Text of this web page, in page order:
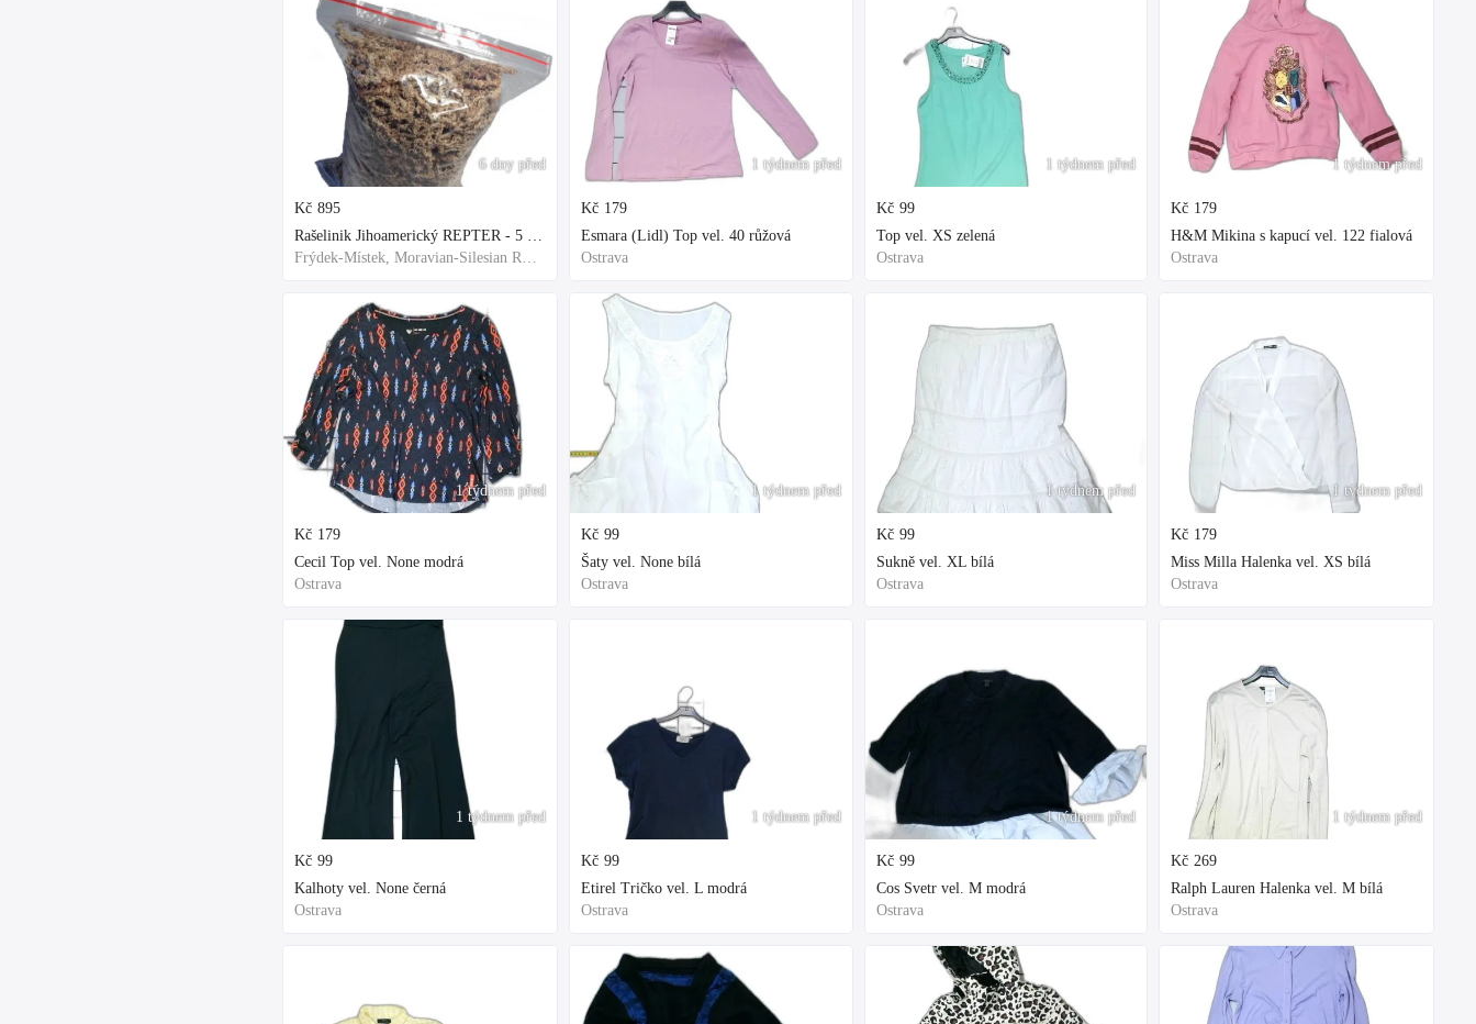
6 dny před
Kč 895
Rašelinik Jihoamerický REPTER - 5 balení - 500g -
Frýdek-Místek, Moravian-Silesian Region,Others
1 týdnem před
Kč 179
Cecil Top vel. None modrá
Ostrava
1 týdnem před
Kč 99
Kalhoty vel. None černá
Ostrava
1 týdnem před
Kč 179
Esmara (Lidl) Top vel. 40 růžová
Ostrava
1 týdnem před
Kč 99
Šaty vel. None bílá
Ostrava
1 týdnem před
Kč 99
Etirel Tričko vel. L modrá
Ostrava
1 týdnem před
Kč 99
Top vel. XS zelená
Ostrava
1 týdnem před
Kč 99
Sukně vel. XL bílá
Ostrava
1 týdnem před
Kč 99
Cos Svetr vel. M modrá
Ostrava
1 týdnem před
Kč 179
H&M Mikina s kapucí vel. 122 fialová
Ostrava
1 týdnem před
Kč 179
Miss Milla Halenka vel. XS bílá
Ostrava
1 týdnem před
Kč 269
Ralph Lauren Halenka vel. M bílá
Ostrava